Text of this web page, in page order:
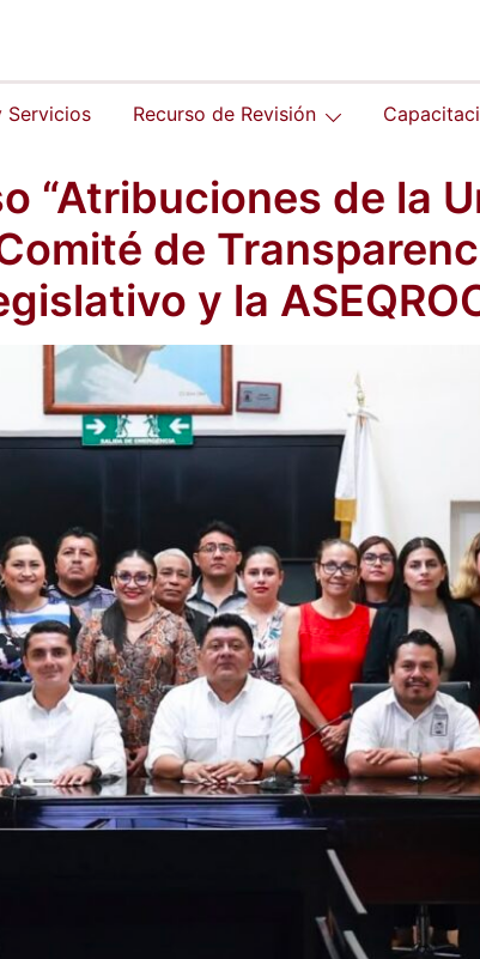
Servicios Recurso de Revisión
“Atribuciones de la
de
y la